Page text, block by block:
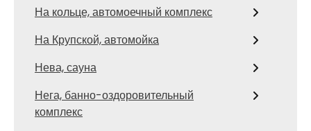
На кольце, автомоечный комплекс
На Крупской, автомойка
Нева, сауна
Нега, банно-оздоровительный
комплекс